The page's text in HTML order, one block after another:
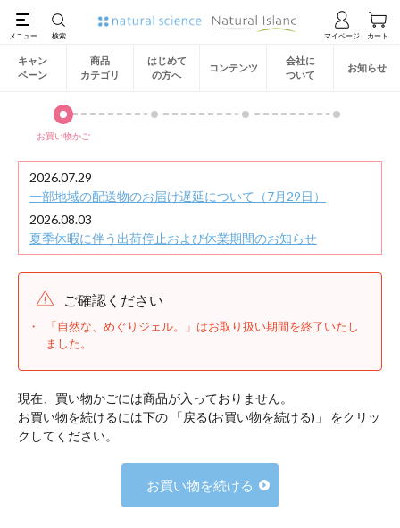
キャン
ペーン
商品
カテゴリ
はじめて
の方へ
コンテンツ
会社に
ついて
お知らせ
お買い物かご
2026.07.29
一部地域の配送物のお届け遅延について（7月29日）
2026.08.03
夏季休暇に伴う出荷停止および休業期間のお知らせ
ご確認ください
「自然な、めぐりジェル。」はお取り扱い期間を終了いたし
ました。
現在、買い物かごには商品が入っておりません。
お買い物を続けるには下の 「戻る(お買い物を続ける)」 をクリッ
クしてください。
お買い物を続ける